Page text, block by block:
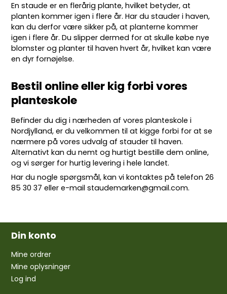
En staude er en flerårig plante, hvilket betyder, at
planten kommer igen i flere år. Har du stauder i haven,
kan du derfor være sikker på, at planterne kommer
igen i flere år. Du slipper dermed for at skulle købe nye
blomster og planter til haven hvert år, hvilket kan være
en dyr fornøjelse.
Bestil online eller kig forbi vores
planteskole
Befinder du dig i nærheden af vores planteskole i
Nordjylland, er du velkommen til at kigge forbi for at se
nærmere på vores udvalg af stauder til haven.
Alternativt kan du nemt og hurtigt bestille dem online,
og vi sørger for hurtig levering i hele landet.
Har du nogle spørgsmål, kan vi kontaktes på telefon26
85 30 37 eller e-mailstaudemarken@gmail.com.
Din konto
Mine ordrer
Mine oplysninger
Log ind